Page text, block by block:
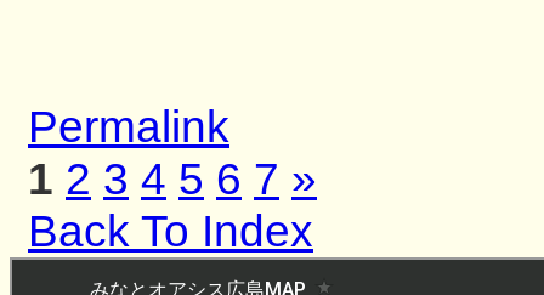
Permalink
1 2 3 4 5 6 7 »
Back To Index